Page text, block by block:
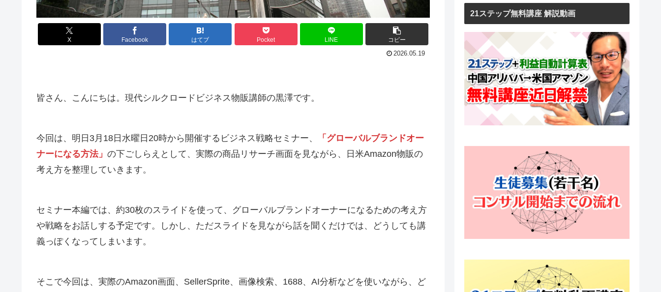
X Facebook はてブ Pocket LINE コピー
2026.05.19
皆さん、こんにちは。現代シルクロードビジネス物販講師の黒澤です。
今回は、明日3月18日水曜日20時から開催するビジネス戦略セミナー、
「グローバルブランドオー
ナーになる方法」 の下ごしらえとして、実際の商品リサーチ画面を見ながら、日米Amazon物販の
考え方を整理していきます。
セミナー本編では、約30枚のスライドを使って、グローバルブランドオーナーになるための考え方
や戦略をお話しする予定です。しかし、ただスライドを見ながら話を聞くだけでは、どうしても講
義っぽくなってしまいます。
そこで今回は、実際のAmazon画面、SellerSprite、画像検索、1688、AI分析などを使いながら、ど
21ステップ無料講座 解説動画